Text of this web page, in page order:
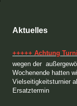
Aktuelles
+++++ Achtung
wegen der
Wochenende hatten
Vielseitigkeitsturnier
Ersatztermin